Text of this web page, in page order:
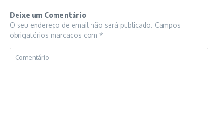
Deixe um Comentário
O seu endereço de email não será publicado. Campos
obrigatórios marcados com *